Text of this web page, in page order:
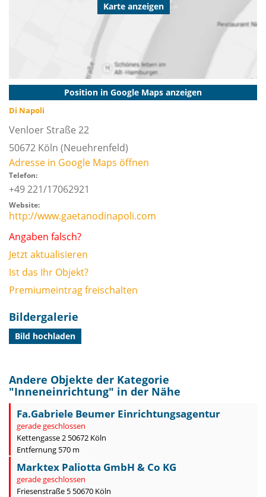
Karte anzeigen
Position in Google Maps anzeigen
Di Napoli
Venloer Straße 22
50672 Köln (Neuehrenfeld)
Adresse in Google Maps öffnen
Telefon:
+49 221/17062921
Website:
http://www.gaetanodinapoli.com
Angaben falsch?
Jetzt aktualisieren
Ist das Ihr Objekt?
Premiumeintrag freischalten
Bildergalerie
Bild hochladen
Andere Objekte der Kategorie
"Inneneinrichtung" in der Nähe
Fa.Gabriele Beumer Einrichtungsagentur
gerade geschlossen
Kettengasse 2 50672 Köln
Entfernung 570 m
Marktex Paliotta GmbH & Co KG
gerade geschlossen
Friesenstraße 5 50670 Köln